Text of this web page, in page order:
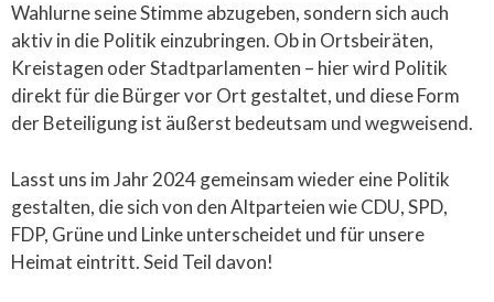
Wahlurne seine Stimme abzugeben, sondern sich auch
aktiv in die Politik einzubringen. Ob in Ortsbeiräten,
Kreistagen oder Stadtparlamenten – hier wird Politik
direkt für die Bürger vor Ort gestaltet, und diese Form
der Beteiligung ist äußerst bedeutsam und wegweisend.
Lasst uns im Jahr 2024 gemeinsam wieder eine Politik
gestalten, die sich von den Altparteien wie CDU, SPD,
FDP, Grüne und Linke unterscheidet und für unsere
Heimat eintritt. Seid Teil davon!